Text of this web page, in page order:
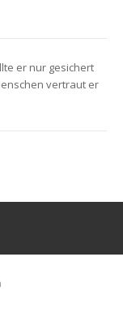
er nur gesichert
vertraut er